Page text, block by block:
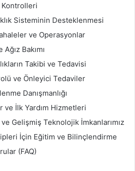
Kontrolleri
Sisteminin Desteklenmesi
ve Operasyonlar
Ağız Bakımı
Takibi ve Tedavisi
ve Önleyici Tedaviler
Danışmanlığı
ve İlk Yardım Hizmetleri
Gelişmiş Teknolojik İmkanlarımız
İçin Eğitim ve Bilinçlendirme
(FAQ)